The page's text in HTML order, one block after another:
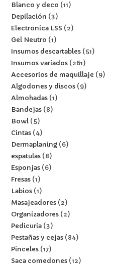
Blanco y deco
11
Depilación
3
Electronica LSS
2
Gel Neutro
1
Insumos descartables 51
Insumos variados 261
Accesorios de maquillaje
9
Algodones y discos 9
Almohadas 1
Bandejas 8
Bowl 5
Cintas 4
Dermaplaning 6
espatulas 8
Esponjas 6
Fresas 1
Labios 1
Masajeadores 2
Organizadores 2
Pedicuria 3
Pestañas y cejas 84
Pinceles 17
Saca comedones 12